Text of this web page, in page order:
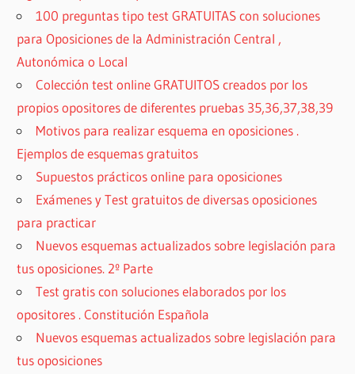
100 preguntas tipo test GRATUITAS con soluciones
para Oposiciones de la Administración Central ,
Autonómica o Local
Colección test online GRATUITOS creados por los
propios opositores de diferentes pruebas 35,36,37,38,39
Motivos para realizar esquema en oposiciones .
Ejemplos de esquemas gratuitos
Supuestos prácticos online para oposiciones
Exámenes y Test gratuitos de diversas oposiciones
para practicar
Nuevos esquemas actualizados sobre legislación para
tus oposiciones. 2º Parte
Test gratis con soluciones elaborados por los
opositores . Constitución Española
Nuevos esquemas actualizados sobre legislación para
tus oposiciones